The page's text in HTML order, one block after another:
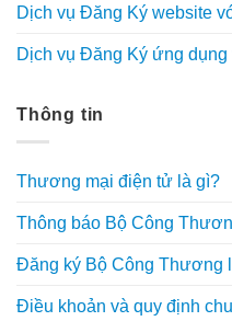
Dịch vụ Đăng Ký website
Dịch vụ Đăng Ký ứng
Thông tin
Thương mại điện tử là gì?
Thông báo Bộ Công
Đăng ký Bộ Công Thương
Điều khoản và quy định